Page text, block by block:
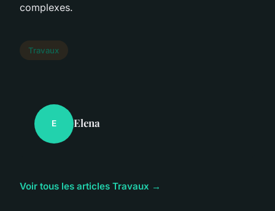
complexes.
Travaux
E Elena
Voir tous les articles Travaux →